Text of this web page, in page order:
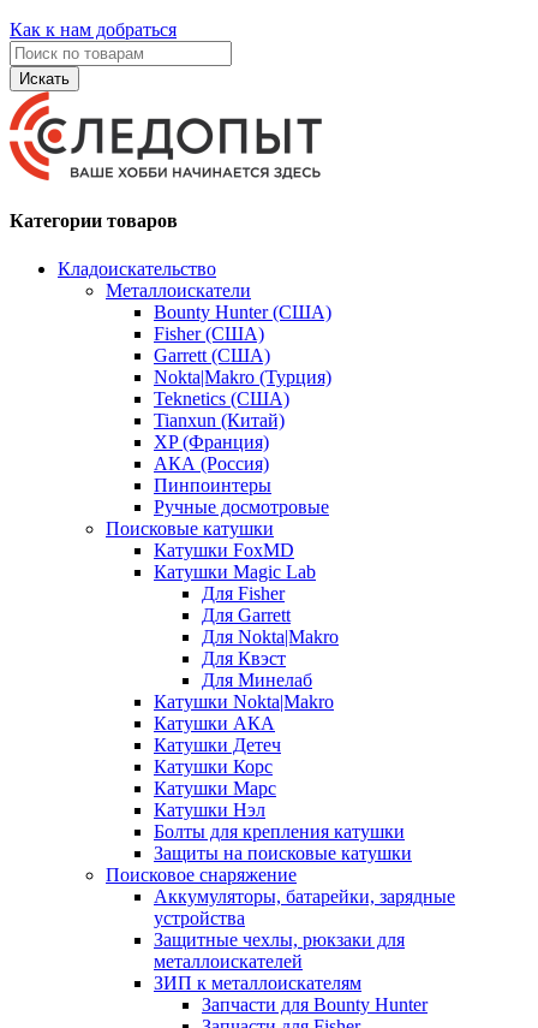
Как к нам добраться
Искать
Категории товаров
Кладоискательство
Металлоискатели
Bounty Hunter (США)
Fisher (США)
Garrett (США)
Nokta|Makro (Турция)
Teknetics (США)
Tianxun (Китай)
XP (Франция)
АКА (Россия)
Пинпоинтеры
Ручные досмотровые
Поисковые катушки
Катушки FoxMD
Катушки Magic Lab
Для Fisher
Для Garrett
Для Nokta|Makro
Для Квэст
Для Минелаб
Катушки Nokta|Makro
Катушки АКА
Катушки Детеч
Катушки Корс
Катушки Марс
Катушки Нэл
Болты для крепления катушки
Защиты на поисковые катушки
Поисковое снаряжение
Аккумуляторы, батарейки, зарядные
устройства
Защитные чехлы, рюкзаки для
металлоискателей
ЗИП к металлоискателям
Запчасти для Bounty Hunter